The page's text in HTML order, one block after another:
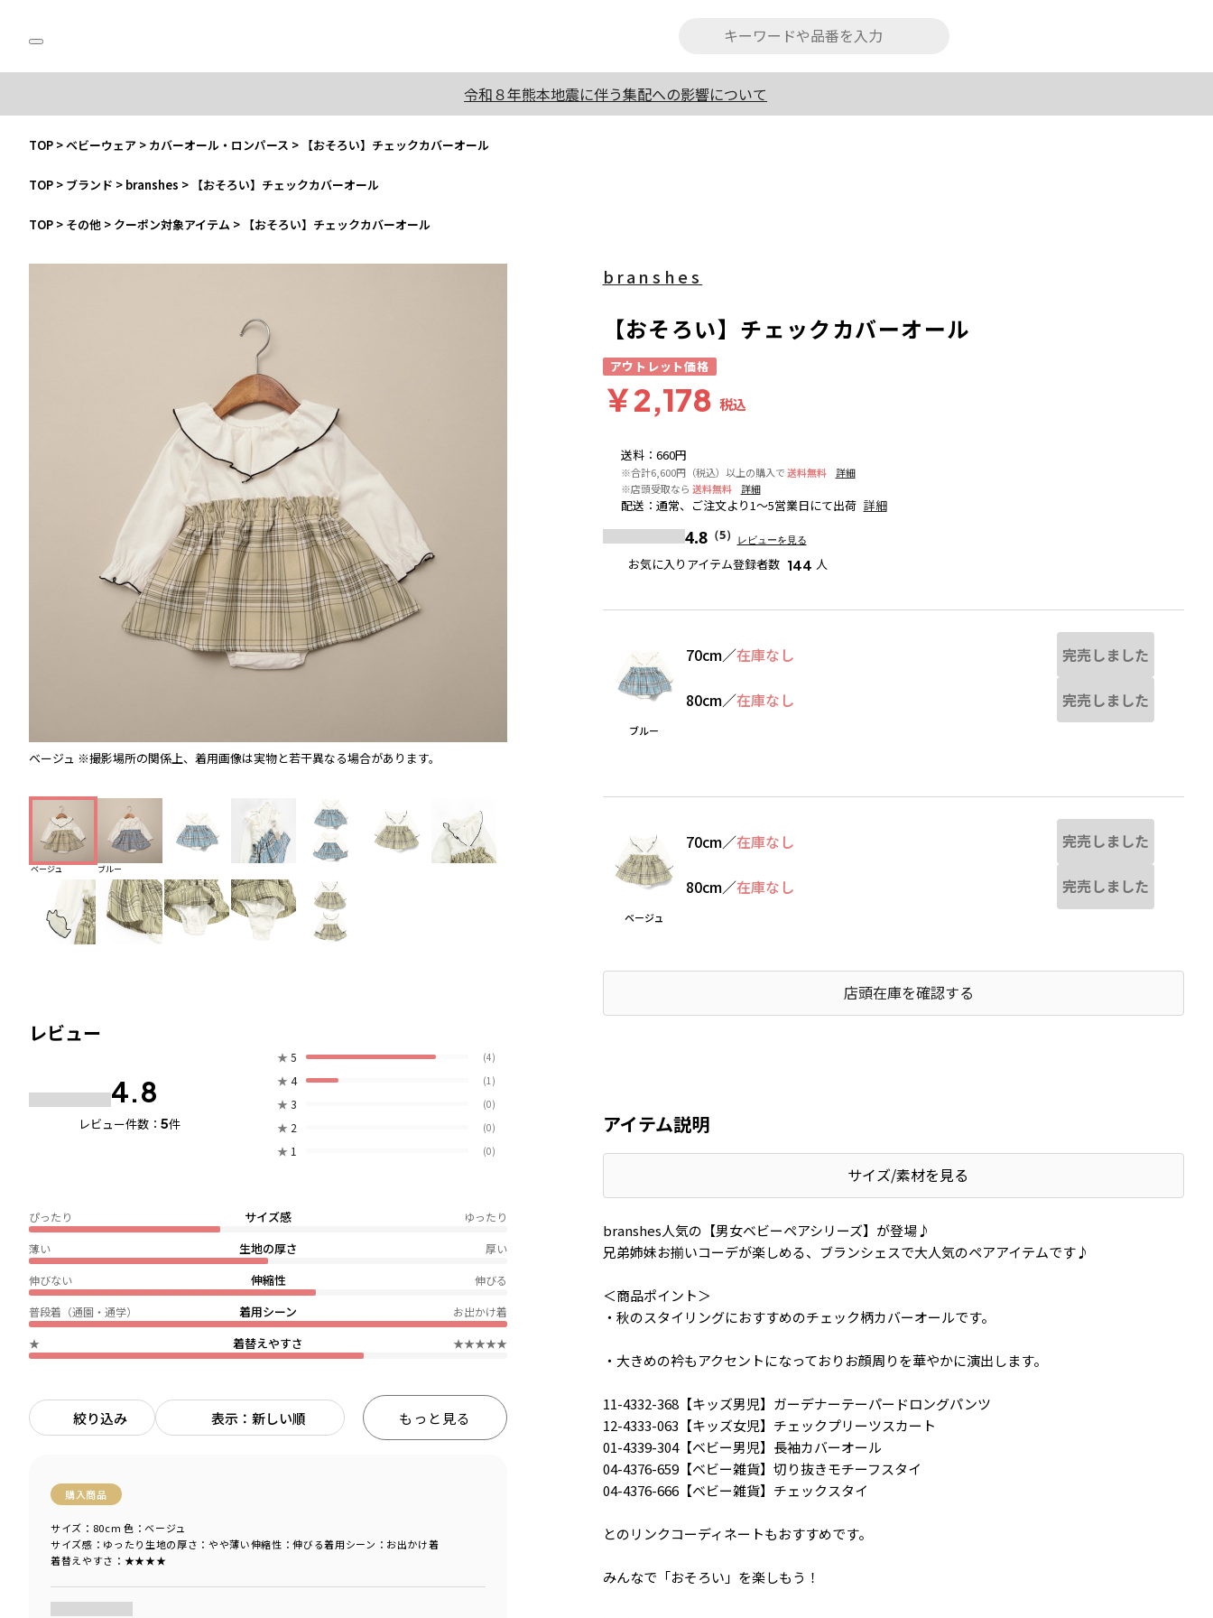
令和８年熊本地震に伴う集配への影響について
TOP >ベビーウェア > カバーオール・ロンパース > 【おそろい】チェックカバーオール
TOP > ブランド > branshes > 【おそろい】チェックカバーオール
TOP > その他 > クーポン対象アイテム > 【おそろい】チェックカバーオール
ベージュ ※撮影場所の関係上、着用画像は実物と若干異なる場合があります。
ベージュ ブルー
レビュー
4.8
レビュー件数： 5件
★ 5 (4)
★ 4 (1)
★ 3 (0)
★ 2 (0)
★ 1 (0)
サイズ感
ぴったり ゆったり
生地の厚さ
薄い 厚い
伸縮性
伸びない 伸びる
着用シーン
普段着（通園・通学） お出かけ着
着替えやすさ
★ ★★★★★
絞り込み 表示：新しい順 もっと見る
購入商品
サイズ感 ：ゆったり 生地の厚さ ：やや薄い伸縮性 ：伸びる着用シーン ：お出かけ着
着替えやすさ ：★★★★
サイズ：80cm 色：ベージュ
送料： 660円
※合計6,600円（税込）以上の購入で送料無料
詳細
※店頭受取なら 送料無料 詳細
配送 ： 通常、ご注文より1～5営業日にて出荷 詳細
4.8（5） レビューを見る
お気に入りアイテム登録者数 144 人
branshes
【おそろい】チェックカバーオール
アウトレット価格
￥2,178 税込
ブルー
70cm／在庫なし 完売しました
80cm／在庫なし 完売しました
ベージュ
70cm／在庫なし 完売しました
80cm／在庫なし 完売しました
店頭在庫を確認する
アイテム説明
サイズ/素材を見る
branshes人気の【男女ベビーペアシリーズ】が登場♪
兄弟姉妹お揃いコーデが楽しめる、ブランシェスで大人気のペアアイテムです♪
＜商品ポイント＞
・秋のスタイリングにおすすめのチェック柄カバーオールです。
・大きめの衿もアクセントになっておりお顔周りを華やかに演出します。
11-4332-368【キッズ男児】ガーデナーテーパードロングパンツ
12-4333-063【キッズ女児】チェックプリーツスカート
01-4339-304【ベビー男児】長袖カバーオール
04-4376-659【ベビー雑貨】切り抜きモチーフスタイ
04-4376-666【ベビー雑貨】チェックスタイ
とのリンクコーディネートもおすすめです。
みんなで「おそろい」を楽しもう！